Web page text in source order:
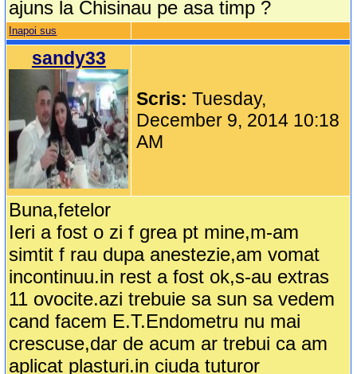
ajuns la Chisinau pe asa timp ?
Inapoi sus
sandy33
Scris:Tuesday,
December 9, 2014 10:18
AM
Buna,fetelor
Ieri a fost o zi f grea pt mine,m-am
simtit f rau dupa anestezie,am vomat
incontinuu.in rest a fost ok,s-au extras
11 ovocite.azi trebuie sa sun sa vedem
cand facem E.T.Endometru nu mai
crescuse,dar de acum ar trebui ca am
aplicat plasturi.in ciuda tuturor